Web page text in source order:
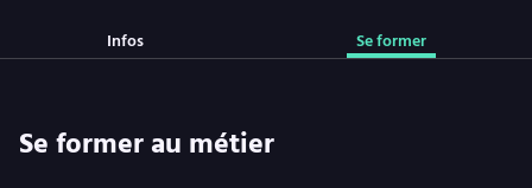
Infos Se former
Se former au métier